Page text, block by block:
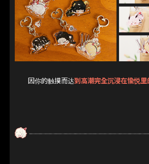
因你的触摸而达到高潮完全沉浸在愉悦里